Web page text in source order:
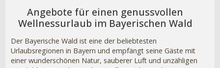
Angebote für einen genussvollen
Wellnessurlaub im Bayerischen Wald
Der Bayerische Wald ist eine der beliebtesten
Urlaubsregionen in Bayern und empfängt seine Gäste mit
einer wunderschönen Natur, sauberer Luft und unzähligen